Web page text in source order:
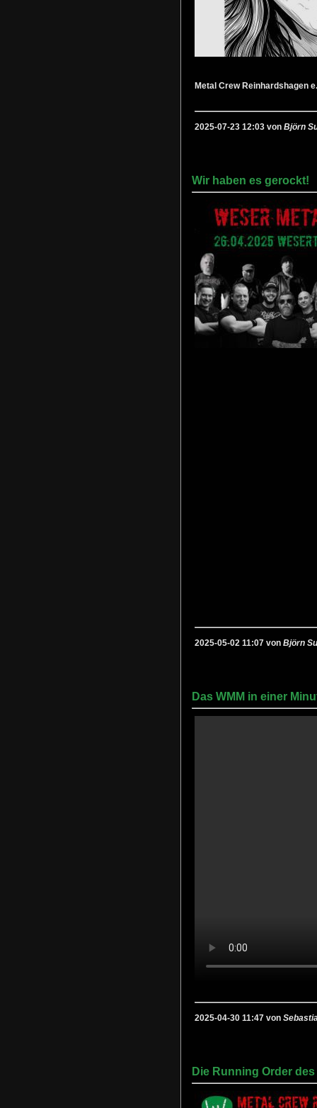
Metal Crew Reinhardshagen
2025-07-23 12:03 von Björn
Wir haben es gerockt!
2025-05-02 11:07 von Björn
Das WMM in einer
2025-04-30 11:47 von
Die Running Order des